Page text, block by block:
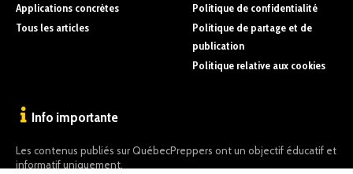
Applications concrètes
Tous les articles
Politique de confidentialité
Politique de partage et de
publication
Politique relative aux cookies
Info importante
Les contenus publiés sur QuébecPreppers ont un objectif éducatif et
informatif uniquement.